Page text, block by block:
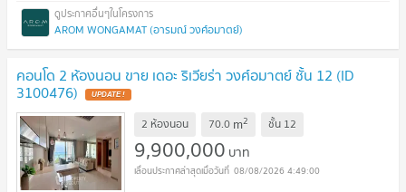
AROM WONGAMAT (อารมณ์ วงศ์อมาตย์)
คอนโด 2 ห้องนอน ขาย เดอะ ริเวียร่า วงศ์อมาตย์ ชั้น 12 (ID
3100476) UPDATE !
2 ห้องนอน 70.0 m2 ชั้น 12
9,900,000 บาท
08/08/2026 4:49:00